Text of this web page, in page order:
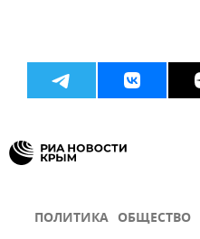
ПОЛИТИКА ОБЩЕСТВО